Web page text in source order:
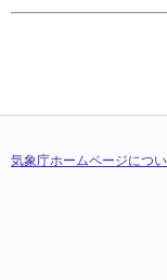
気象庁ホームページにつ